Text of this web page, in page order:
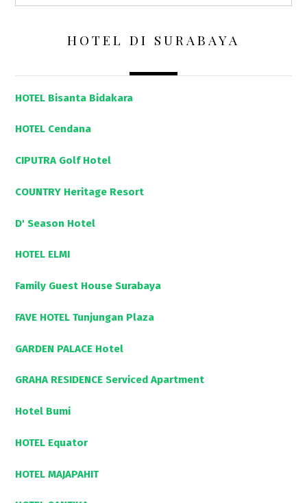
HOTEL DI SURABAYA
HOTEL Bisanta Bidakara
HOTEL Cendana
CIPUTRA Golf Hotel
COUNTRY Heritage Resort
D' Season Hotel
HOTEL ELMI
Family Guest House Surabaya
FAVE HOTEL Tunjungan Plaza
GARDEN PALACE Hotel
GRAHA RESIDENCE Serviced Apartment
Hotel Bumi
HOTEL Equator
HOTEL MAJAPAHIT